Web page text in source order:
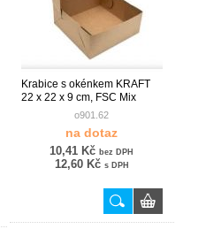
Krabice s okénkem KRAFT
22 x 22 x 9 cm, FSC Mix
o901.62
na dotaz
10,41 Kč bez DPH
12,60 Kč s DPH